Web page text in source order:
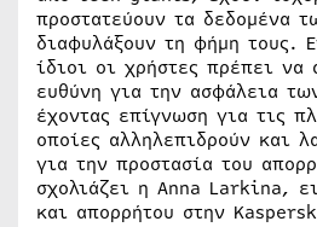
προστατεύουν τα δεδομένα
διαφυλάξουν τη φήμη τους.
ίδιοι οι χρήστες πρέπει να
ευθύνη για την ασφάλεια
έχοντας επίγνωση για τις
οποίες αλληλεπιδρούν και
για την προστασία του
σχολιάζει η Anna Larkina,
και απορρήτου στην